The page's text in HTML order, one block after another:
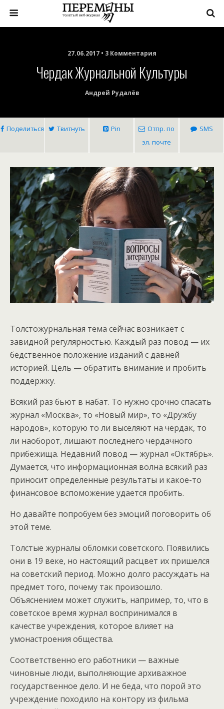
27.06.2017 • 3 Комментария
Чердак Журнальной Культуры
Андрей Рудалёв
Поделиться Твитнуть Pin
Отпр. по
эл. почте
SMS
Толстожурнальная тема сейчас возникает с
завидной регулярностью. Каждый раз повод — их
бедственное положение изданий с давней
историей. Цель — обратить внимание и пробить
поддержку.
Всякий раз бьют в набат. То нужно срочно спасать
журнал «Москва», то «Новый мир», то «Дружбу
народов», которую то ли выселяют на чердак, то
ли наоборот, лишают последнего чердачного
прибежища. Недавний повод — журнал «Октябрь».
Думается, что информационная волна всякий раз
приносит определенные результаты и какое-то
финансовое вспоможение удается пробить.
Но давайте попробуем без эмоций поговорить об
этой теме.
Толстые журналы обломки советского. Появились
они в 19 веке, но настоящий расцвет их пришелся
на советский период. Можно долго рассуждать на
предмет того, почему так произошло.
Объяснением может служить, например, то, что в
советское время журнал воспринимался в
качестве учреждения, которое влияет на
умонастроения общества.
Соответственно его работники — важные
чиновные люди, выполняющие архиважное
государственное дело. И не беда, что порой это
учреждение походило на контору из фильма